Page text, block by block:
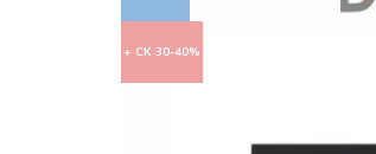
+ CK 30-40%